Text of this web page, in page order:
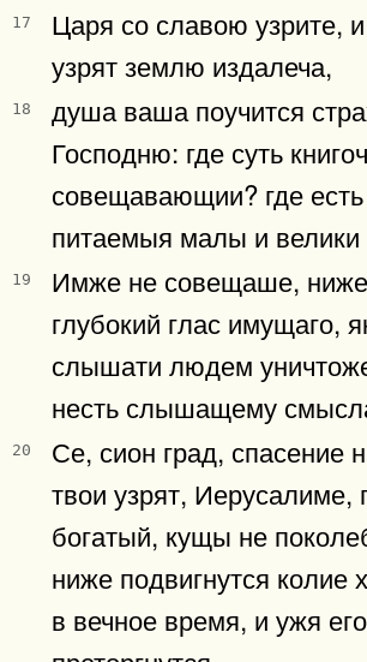
17
Царя со славою узрите,
узрят землю издалеча,
18
душа ваша поучится
Господню: где суть
совещавающии? где есть
питаемыя малы и
19
Имже не совещаше,
глубокий глас имущаго,
слышати людем
несть слышащему
20
Се, сион град, спасение
твои узрят, Иерусалиме,
богатый, кущы не
ниже подвигнутся колие
в вечное время, и ужя